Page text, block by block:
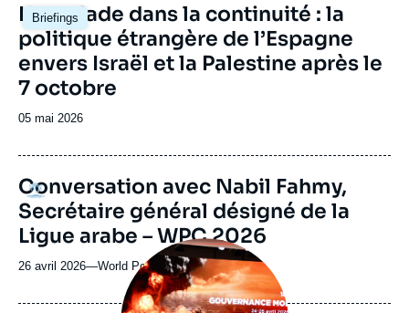
Briefings
Image
principale
L'escalade dans la continuité : la
politique étrangère de l’Espagne
envers Israël et la Palestine après le
7 octobre
Date
publication
05 mai 2026
Logo
Conversation avec Nabil Fahmy,
Secrétaire général désigné de la
Ligue arabe – WPC 2026
26 avril 2026—Nom
journal,
World Policy Conference 2026
Image
principale
médiatique